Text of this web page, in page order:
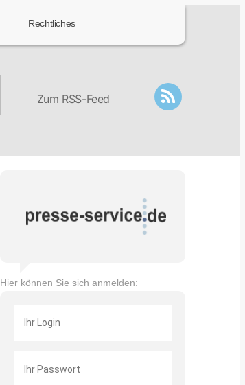
Rechtliches
Zum RSS-Feed
Hier können Sie sich anmelden: